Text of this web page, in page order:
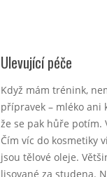
Ulevující péče
Když mám trénink,
přípravek – mléko ani
že se pak hůře potím.
Čím víc do kosmetiky
jsou tělové oleje.
lisované za studena.